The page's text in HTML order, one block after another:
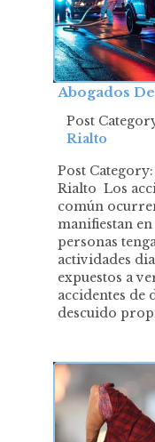
Abogados
Post
Rialto
Post
Rialto Los
común
manifiestan
personas
actividades
expuestos a
accidentes de
descuido